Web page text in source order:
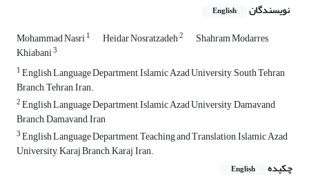
نویسندگان English
Mohammad Nasri1 Heidar Nosratzadeh2 Shahram Modarres
Khiabani3
1English Language Department, Islamic Azad University, South Tehran
Branch, Tehran, Iran.
2English Language Department, Islamic Azad University, Damavand
Branch, Damavand, Iran
3English Language Department, Teaching and Translation, Islamic Azad
University, Karaj Branch, Karaj, Iran.
چکیده
English